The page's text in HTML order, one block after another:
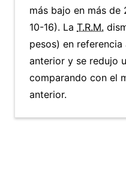
más bajo en más de
10-16). La T.R.M.
pesos) en
anterior y se redujo
comparando con el
anterior.